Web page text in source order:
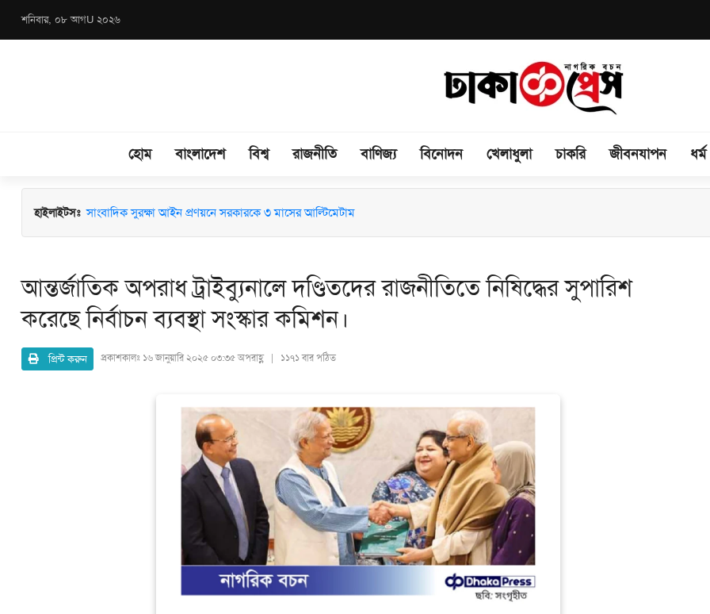
শনিবার, ০৮ আগU ২০২৬
হোম বাংলাদেশ বিশ্ব রাজনীতি বাণিজ্য বিনোদন খেলাধুলা চাকরি জীবনযাপন ধর্ম
হাইলাইটসঃ জুলাই কনসার্টে গায়ক হাসানের ওপর বোতল নিক্ষেপ: ব্যান্ড সংগীতপ্রেমীদের তীব্র ক্ষোভ ও নিরাপত্তার প্রশ্ন
আন্তর্জাতিক অপরাধ ট্রাইব্যুনালে দণ্ডিতদের রাজনীতিতে নিষিদ্ধের সুপারিশ
করেছে নির্বাচন ব্যবস্থা সংস্কার কমিশন।
প্রিন্ট করুন প্রকাশকালঃ ১৬ জানুয়ারি ২০২৫ ০৩:৩৫ অপরাহ্ণ | ১১৭১ বার পঠিত